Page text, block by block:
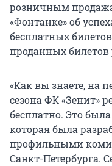
розничным
«Фонтанке» об
бесплатных
проданных билетов
«Как вы знаете, на
сезона ФК «Зенит»
бесплатно. Это
которая была
профильными
Санкт-Петербурга.